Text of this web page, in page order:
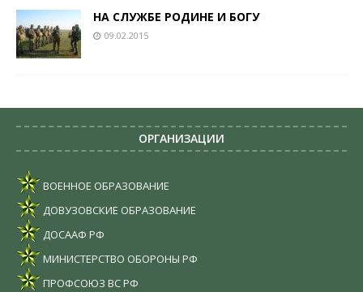
НА СЛУЖБЕ РОДИНЕ И БОГУ
09.02.2015
ОРГАНИЗАЦИИ
ВОЕННОЕ ОБРАЗОВАНИЕ
ДОВУЗОВСКИЕ ОБРАЗОВАНИЕ
ДОСААФ РФ
МИНИСТЕРСТВО ОБОРОНЫ РФ
ПРОФСОЮЗ ВС РФ